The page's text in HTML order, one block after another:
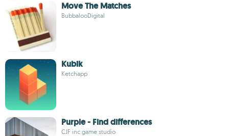
Move The Matches
BubbalooDigital
Kubik
Ketchapp
Purple - Find differences
CJF inc game studio